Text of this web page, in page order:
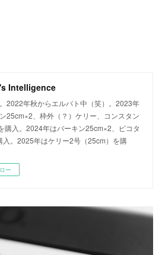
Intelligence
2022年秋からエルパト中（笑）。2023年
25cm×2、枠外（？）ケリー、コンスタン
購入。2024年はバーキン25cm×2、ピコタ
入。2025年はケリー2号（25cm）を購
ー